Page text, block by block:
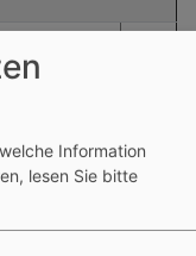
Andreas
Information
lesen Sie bitte